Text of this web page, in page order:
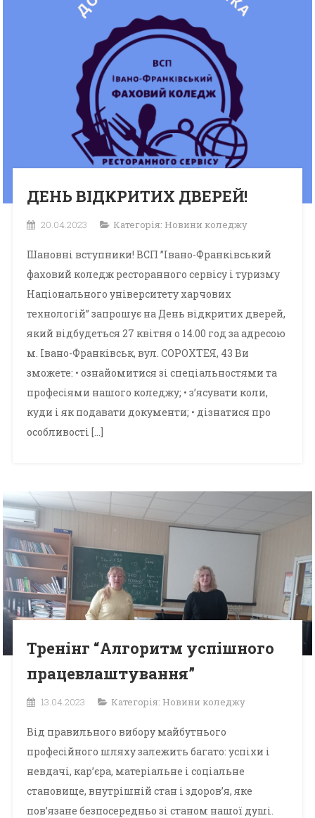
ДЕНЬ ВІДКРИТИХ ДВЕРЕЙ!
20.04.2023 Категорія: Новини коледжу
Шановні вступники! ВСП ”Івано-Франківський
фаховий коледж ресторанного сервісу і туризму
Національного університету харчових
технологій” запрошує на День відкритих дверей,
який відбудеться 27 квітня о 14.00 год за адресою
м. Івано-Франківськ, вул. СОРОХТЕЯ, 43 Ви
зможете: • ознайомитися зі спеціальностями та
професіями нашого коледжу; • з’ясувати коли,
куди і як подавати документи; • дізнатися про
особливості […]
Тренінг “Алгоритм успішного
працевлаштування”
13.04.2023 Категорія: Новини коледжу
Від правильного вибору майбутнього
професійного шляху залежить багато: успіхи і
невдачі, кар’єра, матеріальне і соціальне
становище, внутрішній стан і здоров’я, яке
пов’язане безпосередньо зі станом нашої душі.